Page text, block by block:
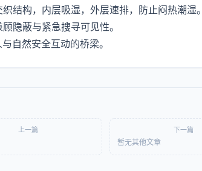
结构，内层吸湿，外层速排，防止闷热潮湿。
隐蔽与紧急搜寻可见性。
自然安全互动的桥梁。
上一篇 下一篇
暂无其他文章